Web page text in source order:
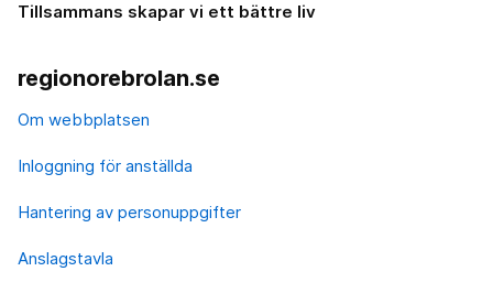
Tillsammans skapar vi ett bättre liv
regionorebrolan.se
Om webbplatsen
Inloggning för anställda
Hantering av personuppgifter
Anslagstavla